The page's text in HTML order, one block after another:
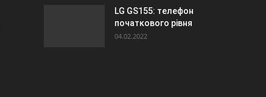
LG GS155: телефон
початкового рівня
04.02.2022